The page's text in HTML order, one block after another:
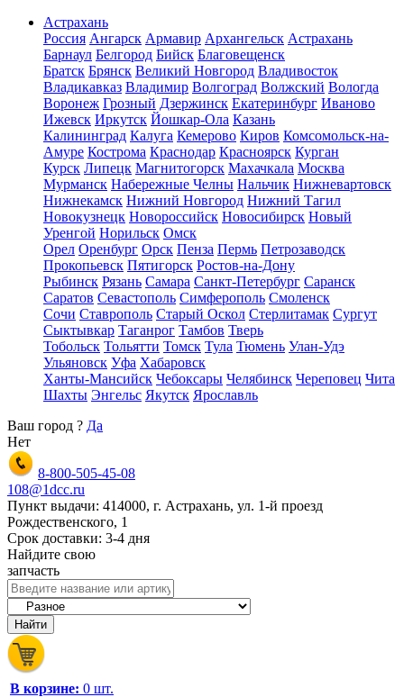
Астрахань
Россия Ангарск Армавир Архангельск Астрахань
Барнаул Белгород Бийск Благовещенск
Братск Брянск Великий Новгород Владивосток
Владикавказ Владимир Волгоград Волжский Вологда
Воронеж Грозный Дзержинск Екатеринбург Иваново
Ижевск Иркутск Йошкар-Ола Казань
Калининград Калуга Кемерово Киров Комсомольск-на-
Амуре Кострома Краснодар Красноярск Курган
Курск Липецк Магнитогорск Махачкала Москва
Мурманск Набережные Челны Нальчик Нижневартовск
Нижнекамск Нижний Новгород Нижний Тагил
Новокузнецк Новороссийск Новосибирск Новый
Уренгой Норильск Омск
Орел Оренбург Орск Пенза Пермь Петрозаводск
Прокопьевск Пятигорск Ростов-на-Дону
Рыбинск Рязань Самара Санкт-Петербург Саранск
Саратов Севастополь Симферополь Смоленск
Сочи Ставрополь Старый Оскол Стерлитамак Сургут
Сыктывкар Таганрог Тамбов Тверь
Тобольск Тольятти Томск Тула Тюмень Улан-Удэ
Ульяновск Уфа Хабаровск
Ханты-Мансийск Чебоксары Челябинск Череповец Чита
Шахты Энгельс Якутск Ярославль
Ваш город ? Да
Нет
8-800-505-45-08
108@1dcc.ru
Пункт выдачи: 414000, г. Астрахань, ул. 1-й проезд
Рождественского, 1
Срок доставки: 3-4 дня
Найдите свою
запчасть
В корзине: 0 шт.